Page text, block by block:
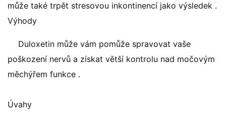
může také trpět stresovou inkontinencí jako výsledek .
Výhody
Duloxetin může vám pomůže spravovat vaše
poškození nervů a získat větší kontrolu nad močovým
měchýřem funkce .
Úvahy